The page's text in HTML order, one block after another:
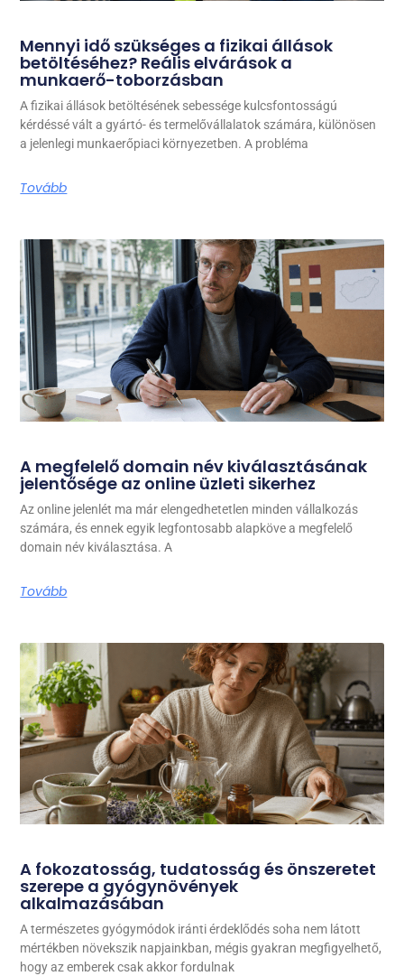
Mennyi idő szükséges a fizikai állások
betöltéséhez? Reális elvárások a
munkaerő-toborzásban
A fizikai állások betöltésének sebessége kulcsfontosságú
kérdéssé vált a gyártó- és termelővállalatok számára, különösen
a jelenlegi munkaerőpiaci környezetben. A probléma
Tovább
A megfelelő domain név kiválasztásának
jelentősége az online üzleti sikerhez
Az online jelenlét ma már elengedhetetlen minden vállalkozás
számára, és ennek egyik legfontosabb alapköve a megfelelő
domain név kiválasztása. A
Tovább
A fokozatosság, tudatosság és önszeretet
szerepe a gyógynövények
alkalmazásában
A természetes gyógymódok iránti érdeklődés soha nem látott
mértékben növekszik napjainkban, mégis gyakran megfigyelhető,
hogy az emberek csak akkor fordulnak